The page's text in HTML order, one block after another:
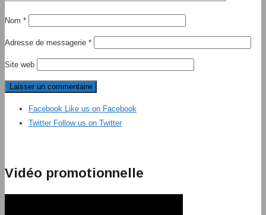
Nom *
Adresse de messagerie *
Site web
Facebook Like us on Facebook
Twitter Follow us on Twitter
Vidéo promotionnelle